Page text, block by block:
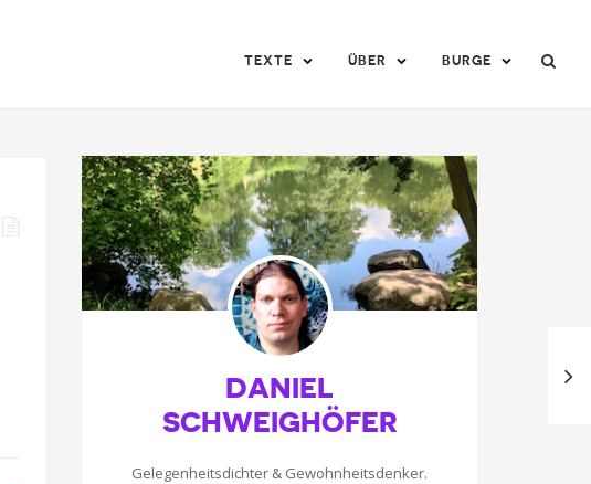
TEXTE ÜBER BURGE
DANIEL
SCHWEIGHÖFER
Gelegenheitsdichter & Gewohnheitsdenker.